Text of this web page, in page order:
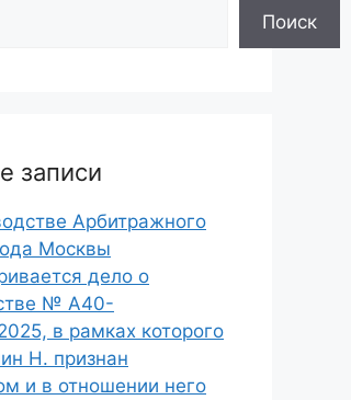
Поиск
записи
Арбитражного
Москвы
дело о
№ А40-
в рамках которого
Н. признан
и в отношении него